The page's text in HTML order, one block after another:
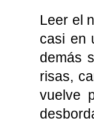
Leer el
casi en
demás
risas,
vuelve